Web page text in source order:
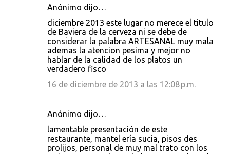
Anónimo dijo…
diciembre 2013 este lugar no merece el titulo
de Baviera de la cerveza ni se debe de
considerar la palabra ARTESANAL muy mala
ademas la atencion pesima y mejor no
hablar de la calidad de los platos un
verdadero fisco
16 de diciembre de 2013 a las 12:08 p.m.
Anónimo dijo…
lamentable presentación de este
restaurante, mantel ería sucia, pisos des
prolijos, personal de muy mal trato con los